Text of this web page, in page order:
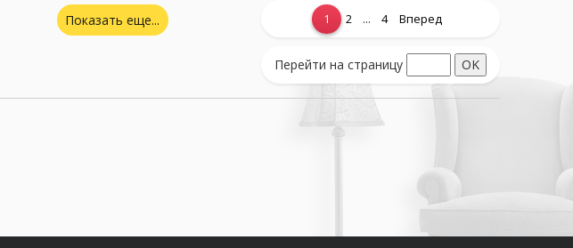
Показать еще... 1 2 ... 4 Вперед
Перейти на страницу